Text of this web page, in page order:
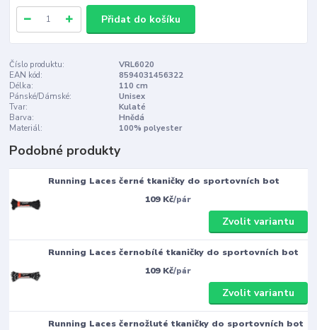
Přidat do košíku
Číslo produktu:
VRL6020
EAN kód:
8594031456322
Délka:
110 cm
Pánské/Dámské:
Unisex
Tvar:
Kulaté
Barva:
Hnědá
Materiál:
100% polyester
Podobné produkty
Running Laces černé tkaničky do sportovních bot
109 Kč/pár
Zvolit variantu
Running Laces černobílé tkaničky do sportovních bot
109 Kč/pár
Zvolit variantu
Running Laces černožluté tkaničky do sportovních bot